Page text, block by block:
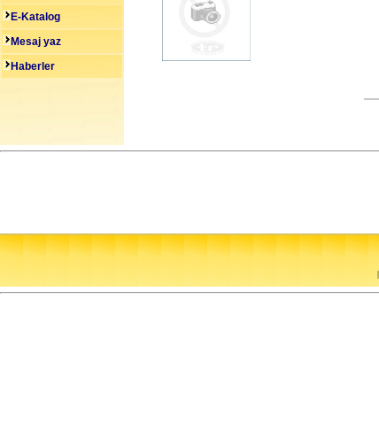
E-Katalog
Mesaj yaz
Haberler
|